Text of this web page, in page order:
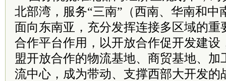
北部湾，服务“三南”（西南、华南和中
面向东南亚，充分发挥连接多区域的重
合作平台作用，以开放合作促开发建
盟开放合作的物流基地、商贸基地、加
流中心，成为带动、支撑西部大开发的